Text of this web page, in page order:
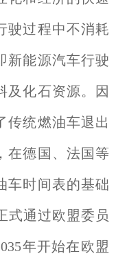
驶过程中不消耗
新能源汽车行驶
及化石资源。因
传统燃油车退出
在德国、法国等
车时间表的基础
式通过欧盟委员
年开始在欧盟